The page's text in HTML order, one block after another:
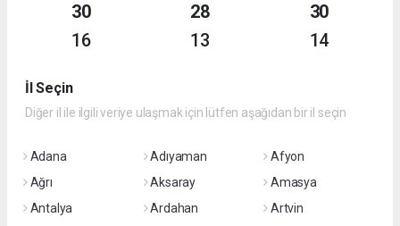
30
16
28
13
30
14
İl Seçin
Diğer il ile ilgili veriye ulaşmak için lütfen aşağıdan bir il seçin
Adana Adıyaman
Afyon
Ağrı
Aksaray
Amasya
Antalya
Ardahan
Artvin